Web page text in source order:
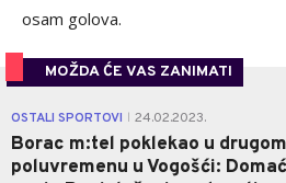
osam golova.
MOŽDA ĆE VAS ZANIMATI
OSTALI SPORTOVI 24.02.2023.
Borac m:tel poklekao u drugom
poluvremenu u Vogošći: